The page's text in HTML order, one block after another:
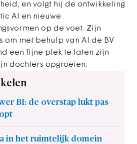
en volgt hij de ontwikkeling
AI en nieuwe
op de voet. Zijn
om met behulp van AI de BV
een fijne plek te laten zijn
dochters opgroeien.
BI: de overstap lukt pas
in het ruimtelijk domein